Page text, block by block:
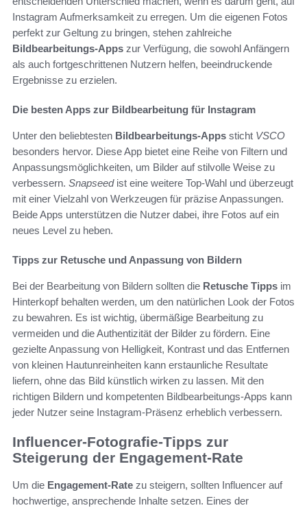
Instagram Aufmerksamkeit zu erregen. Um die eigenen Fotos
perfekt zur Geltung zu bringen, stehen zahlreiche
Bildbearbeitungs-Apps zur Verfügung, die sowohl Anfängern
als auch fortgeschrittenen Nutzern helfen, beeindruckende
Ergebnisse zu erzielen.
Die besten Apps zur Bildbearbeitung für Instagram
Unter den beliebtesten Bildbearbeitungs-Apps sticht VSCO
besonders hervor. Diese App bietet eine Reihe von Filtern und
Anpassungsmöglichkeiten, um Bilder auf stilvolle Weise zu
verbessern. Snapseedist eine weitere Top-Wahl und überzeugt
mit einer Vielzahl von Werkzeugen für präzise Anpassungen.
Beide Apps unterstützen die Nutzer dabei, ihre Fotos auf ein
neues Level zu heben.
Tipps zur Retusche und Anpassung von Bildern
Bei der Bearbeitung von Bildern sollten die Retusche Tipps im
Hinterkopf behalten werden, um den natürlichen Look der Fotos
zu bewahren. Es ist wichtig, übermäßige Bearbeitung zu
vermeiden und die Authentizität der Bilder zu fördern. Eine
gezielte Anpassung von Helligkeit, Kontrast und das Entfernen
von kleinen Hautunreinheiten kann erstaunliche Resultate
liefern, ohne das Bild künstlich wirken zu lassen. Mit den
richtigen Bildern und kompetenten Bildbearbeitungs-Apps kann
jeder Nutzer seine Instagram-Präsenz erheblich verbessern.
Influencer-Fotografie-Tipps zur
Steigerung der Engagement-Rate
Um die Engagement-Rate zu steigern, sollten Influencer auf
hochwertige, ansprechende Inhalte setzen. Eines der